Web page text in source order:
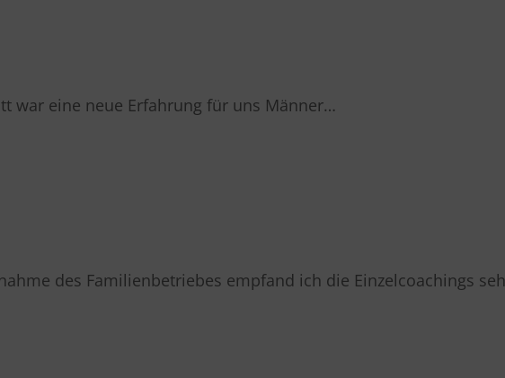
war eine neue Erfahrung für uns Männer…
des Familienbetriebes empfand ich die Einzelcoachings